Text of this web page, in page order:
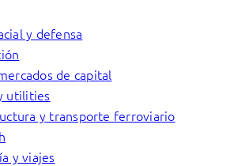
y defensa
de capital
utilities
y transporte ferroviario
y viajes